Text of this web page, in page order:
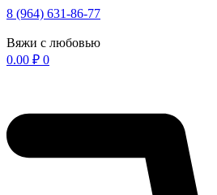
Перейти
содержимому
8 (964) 631-86-77
Вяжи с любовью
0.00 ₽ 0